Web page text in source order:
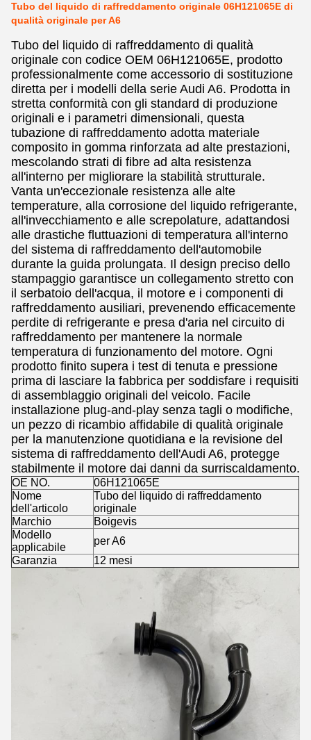
Tubo del liquido di raffreddamento originale 06H121065E di
qualità originale per A6
Tubo del liquido di raffreddamento di qualità
originale con codice OEM 06H121065E, prodotto
professionalmente come accessorio di sostituzione
diretta per i modelli della serie Audi A6. Prodotta in
stretta conformità con gli standard di produzione
originali e i parametri dimensionali, questa
tubazione di raffreddamento adotta materiale
composito in gomma rinforzata ad alte prestazioni,
mescolando strati di fibre ad alta resistenza
all'interno per migliorare la stabilità strutturale.
Vanta un'eccezionale resistenza alle alte
temperature, alla corrosione del liquido refrigerante,
all'invecchiamento e alle screpolature, adattandosi
alle drastiche fluttuazioni di temperatura all'interno
del sistema di raffreddamento dell'automobile
durante la guida prolungata. Il design preciso dello
stampaggio garantisce un collegamento stretto con
il serbatoio dell'acqua, il motore e i componenti di
raffreddamento ausiliari, prevenendo efficacemente
perdite di refrigerante e presa d'aria nel circuito di
raffreddamento per mantenere la normale
temperatura di funzionamento del motore. Ogni
prodotto finito supera i test di tenuta e pressione
prima di lasciare la fabbrica per soddisfare i requisiti
di assemblaggio originali del veicolo. Facile
installazione plug-and-play senza tagli o modifiche,
un pezzo di ricambio affidabile di qualità originale
per la manutenzione quotidiana e la revisione del
sistema di raffreddamento dell'Audi A6, protegge
stabilmente il motore dai danni da surriscaldamento.
OE NO.
06H121065E
Nome
dell'articolo
Tubo del liquido di raffreddamento
originale
Marchio
Boigevis
Modello
applicabile
per A6
Garanzia
12 mesi